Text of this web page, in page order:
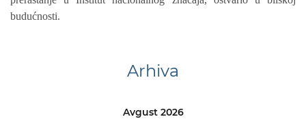
budućnosti.
Arhiva
Avgust 2026